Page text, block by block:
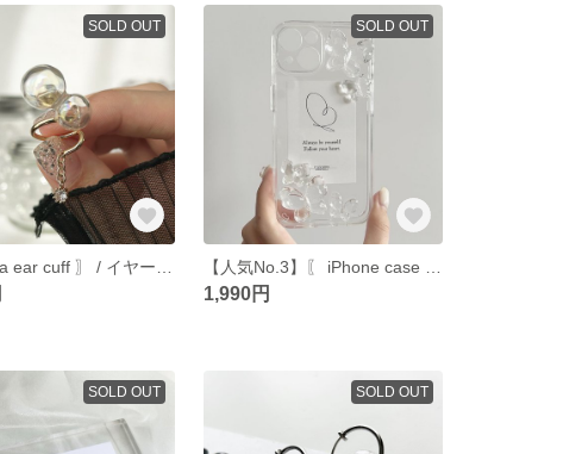
SOLD OUT SOLD OUT
1,990円
SOLD OUT SOLD OUT